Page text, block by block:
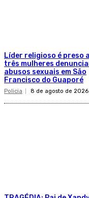
Líder religioso é preso
três mulheres
abusos sexuais em São
Francisco do Guaporé
Policia 8 de agosto de 2026